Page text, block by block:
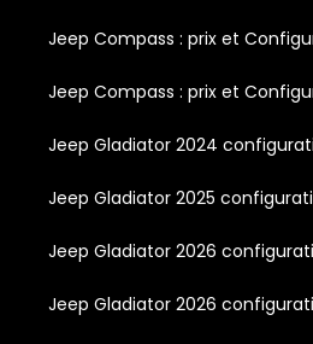
Jeep Compass : prix et
Jeep Compass : prix et
Jeep Gladiator 2024
Jeep Gladiator 2025
Jeep Gladiator 2026
Jeep Gladiator 2026